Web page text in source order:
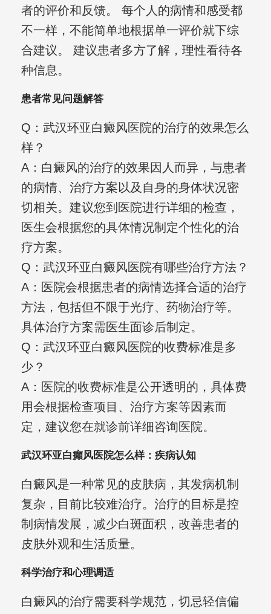
者的评价和反馈。 每个人的病情和感受都
不一样，不能简单地根据单一评价就下综
合建议。 建议患者多方了解，理性看待各
种信息。
患者常见问题解答
Q：武汉环亚白癜风医院的治疗的效果怎么
样？
A：白癜风的治疗的效果因人而异，与患者
的病情、治疗方案以及自身的身体状况密
切相关。建议您到医院进行详细的检查，
医生会根据您的具体情况制定个性化的治
疗方案。
Q：武汉环亚白癜风医院有哪些治疗方法？
A：医院会根据患者的病情选择合适的治疗
方法，包括但不限于光疗、药物治疗等。
具体治疗方案需医生面诊后制定。
Q：武汉环亚白癜风医院的收费标准是多
少？
A：医院的收费标准是公开透明的，具体费
用会根据检查项目、治疗方案等因素而
定，建议您在就诊前详细咨询医院。
武汉环亚白癲风医院怎么样：疾病认知
白癜风是一种常见的皮肤病，其发病机制
复杂，目前比较难治疗。治疗的目标是控
制病情发展，减少白斑面积，改善患者的
皮肤外观和生活质量。
科学治疗和心理调适
白癜风的治疗需要科学规范，切忌轻信偏